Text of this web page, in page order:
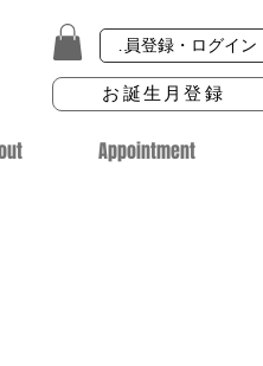
会員登録・ログイン
お誕生月登録
Appointment